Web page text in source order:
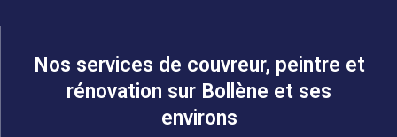
Nos services de couvreur, peintre et
rénovation sur Bollène et ses
environs